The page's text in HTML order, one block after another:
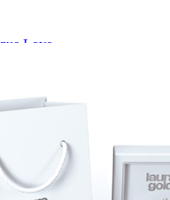
Love.